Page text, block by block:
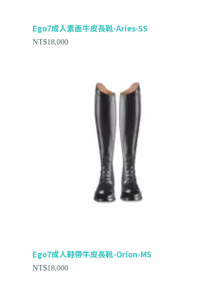
Ego7成人素面牛皮長靴-Aries-SS
NT$18,000
Ego7成人鞋帶牛皮長靴-Orion-MS
NT$18,000